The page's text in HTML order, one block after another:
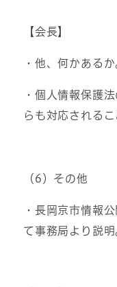
【会長】
・他、何かあるか
・個人情報保護
らも対応される
（6）その他
・長岡京市情報
て事務局より説明